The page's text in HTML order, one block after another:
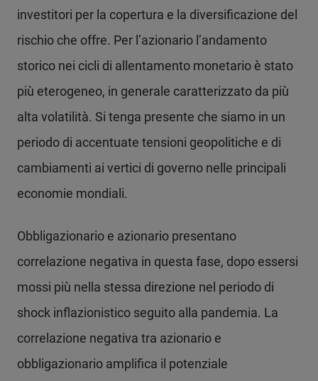
investitori per la copertura e la diversificazione del
rischio che offre. Per l’azionario l’andamento
storico nei cicli di allentamento monetario è stato
più eterogeneo, in generale caratterizzato da più
alta volatilità. Si tenga presente che siamo in un
periodo di accentuate tensioni geopolitiche e di
cambiamenti ai vertici di governo nelle principali
economie mondiali.
Obbligazionario e azionario presentano
correlazione negativa in questa fase, dopo essersi
mossi più nella stessa direzione nel periodo di
shock inflazionistico seguito alla pandemia. La
correlazione negativa tra azionario e
obbligazionario amplifica il potenziale